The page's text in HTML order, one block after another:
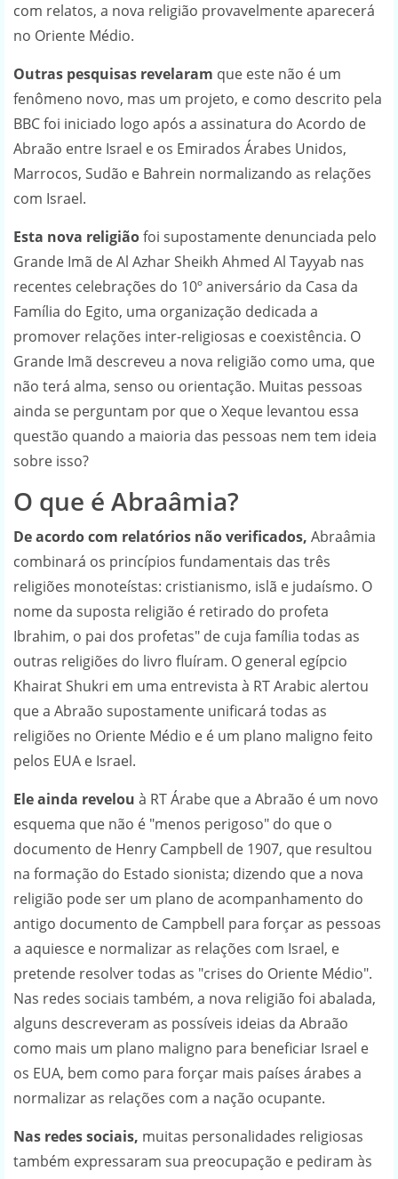
com relatos, a nova religião provavelmente aparecerá
no Oriente Médio.
Outras pesquisas revelaram que este não é um
fenômeno novo, mas um projeto, e como descrito pela
BBC foi iniciado logo após a assinatura do Acordo de
Abraão entre Israel e os Emirados Árabes Unidos,
Marrocos, Sudão e Bahrein normalizando as relações
com Israel.
Esta nova religiãofoi supostamente denunciada pelo
Grande Imã de Al Azhar Sheikh Ahmed Al Tayyab nas
recentes celebrações do 10º aniversário da Casa da
Família do Egito, uma organização dedicada a
promover relações inter-religiosas e coexistência. O
Grande Imã descreveu a nova religião como uma, que
não terá alma, senso ou orientação. Muitas pessoas
ainda se perguntam por que o Xeque levantou essa
questão quando a maioria das pessoas nem tem ideia
sobre isso?
O que é Abraâmia?
De acordo com relatórios não verificados, Abraâmia
combinará os princípios fundamentais das três
religiões monoteístas: cristianismo, islã e judaísmo. O
nome da suposta religião é retirado do profeta
Ibrahim, o pai dos profetas" de cuja família todas as
outras religiões do livro fluíram. O general egípcio
Khairat Shukri em uma entrevista à RT Arabic alertou
que a Abraão supostamente unificará todas as
religiões no Oriente Médio e é um plano maligno feito
pelos EUA e Israel.
Ele ainda revelou à RT Árabe que a Abraão é um novo
esquema que não é "menos perigoso" do que o
documento de Henry Campbell de 1907, que resultou
na formação do Estado sionista; dizendo que a nova
religião pode ser um plano de acompanhamento do
antigo documento de Campbell para forçar as pessoas
a aquiesce e normalizar as relações com Israel, e
pretende resolver todas as "crises do Oriente Médio".
Nas redes sociais também, a nova religião foi abalada,
alguns descreveram as possíveis ideias da Abraão
como mais um plano maligno para beneficiar Israel e
os EUA, bem como para forçar mais países árabes a
normalizar as relações com a nação ocupante.
Nas redes sociais, muitas personalidades religiosas
também expressaram sua preocupação e pediram às